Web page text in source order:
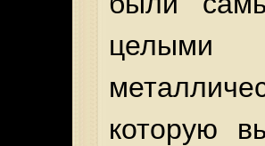
целыми
которую